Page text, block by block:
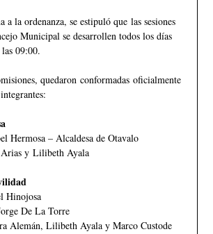
a la ordenanza, se estipuló que las sesiones
Municipal se desarrollen todos los días
09:00.
quedaron conformadas oficialmente
Hermosa – Alcaldesa de Otavalo
y Lilibeth Ayala
Hinojosa
De La Torre
Alemán, Lilibeth Ayala y Marco Custode